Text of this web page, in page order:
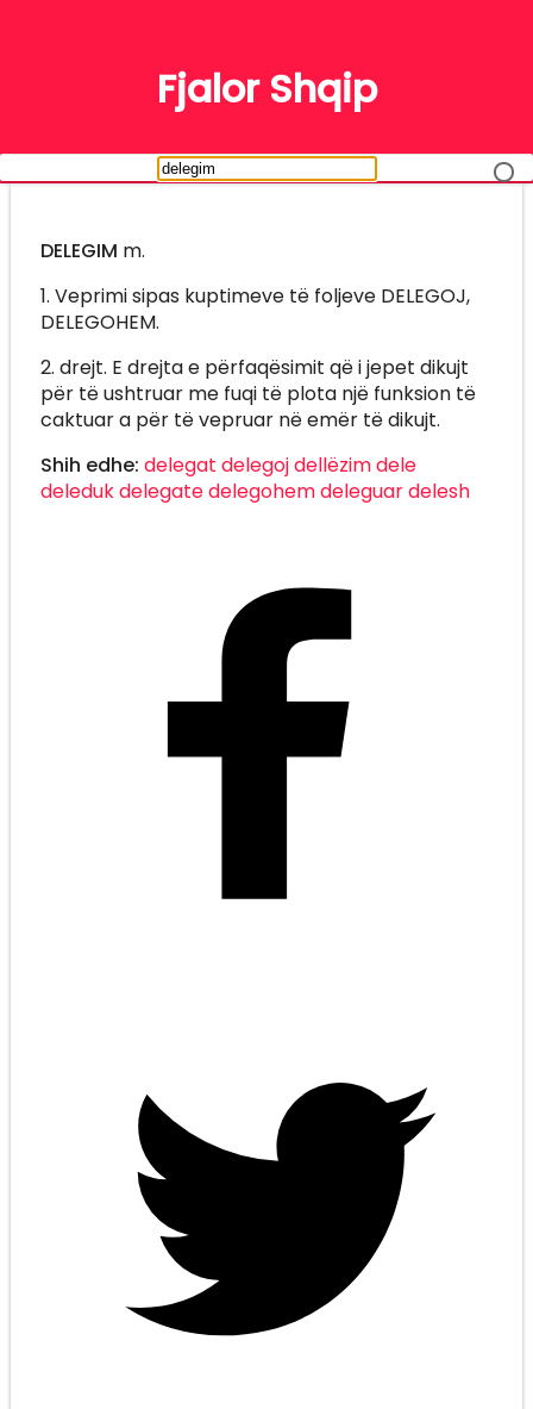
Fjalor Shqip
DELEGIM m.
1. Veprimi sipas kuptimeve të foljeve DELEGOJ,
DELEGOHEM.
2. drejt. E drejta e përfaqësimit që i jepet dikujt
për të ushtruar me fuqi të plota një funksion të
caktuar a për të vepruar në emër të dikujt.
Shih edhe: delegat delegojdellëzimdele
deledukdelegatedelegohemdeleguardelesh